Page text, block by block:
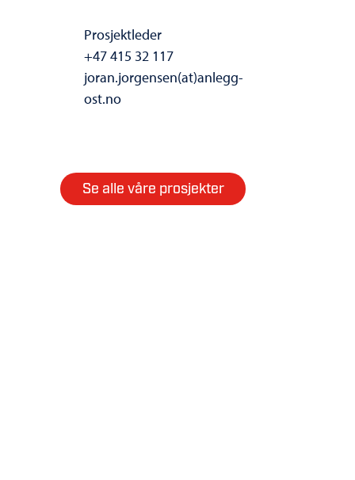
Prosjektleder
+47 415 32 117
joran.jorgensen(at)anlegg-
ost.no
Se alle våre prosjekter